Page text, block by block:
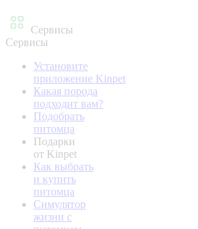
Сервисы
Сервисы
Установите
приложение Kinpet
Какая порода
подходит вам?
Подобрать
питомца
Подарки
от Kinpet
Как выбрать
и купить
питомца
Симулятор
жизни с